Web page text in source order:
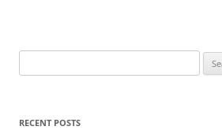
for:
RECENT POSTS